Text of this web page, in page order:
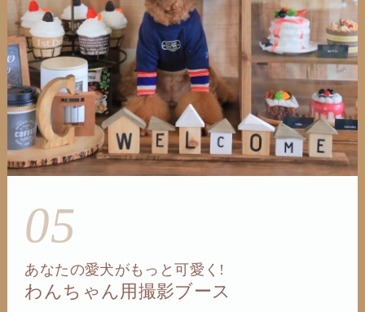
05
あなたの愛犬がもっと可愛く!
わんちゃん用撮影ブース